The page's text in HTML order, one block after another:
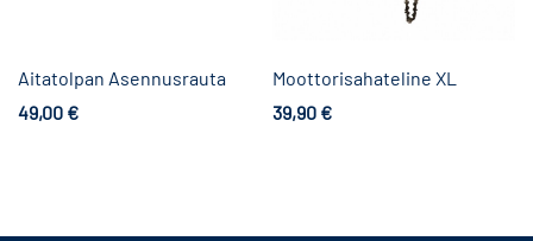
Aitatolpan Asennusrauta
49,00 €
Moottorisahateline XL
39,90 €